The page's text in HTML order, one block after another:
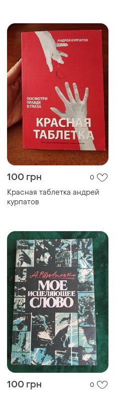
100 грн 0
Красная таблетка андрей
курпатов
100 грн 0